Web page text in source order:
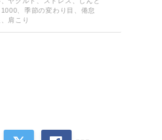
、季節の変わり目、倦怠
肩こり